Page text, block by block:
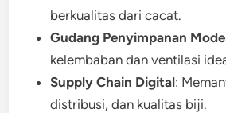
berkualitas dari cacat.
Gudang Penyimpanan
kelembaban dan ventilasi
Supply Chain Digital:
distribusi, dan kualitas biji.